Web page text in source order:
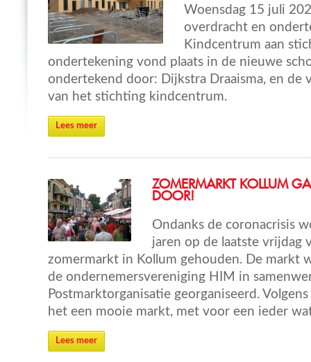
Woensdag 15 juli
overdracht en
Kindcentrum aan
ondertekening vond plaats in de nieuwe
ondertekend door: Dijkstra Draaisma, en de
van het stichting kindcentrum.
Lees meer
ZOMERMARKT KOLLUM
DOOR!
Ondanks de coronacrisis
jaren op de laatste vrijdag
zomermarkt in Kollum gehouden. De markt
de ondernemersvereniging HIM in
Postmarktorganisatie georganiseerd.
het een mooie markt, met voor een ieder
Lees meer